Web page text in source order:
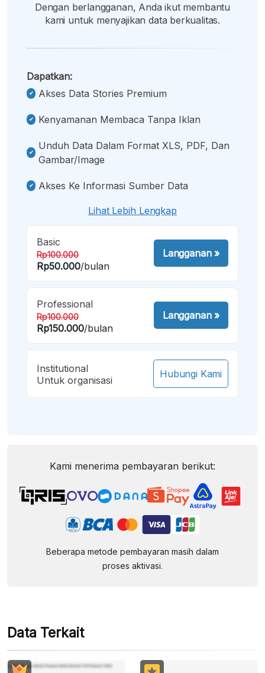
Dengan berlangganan, Anda ikut membantu
kami untuk menyajikan data berkualitas.
Dapatkan:
Akses Data Stories Premium
Kenyamanan Membaca Tanpa Iklan
Unduh Data Dalam Format XLS, PDF, Dan
Gambar/image
Akses Ke Informasi Sumber Data
Lihat Lebih Lengkap
Basic
Rp100.000
Rp50.000/bulan
Langganan»
Professional
Rp100.000
Rp150.000/bulan
Langganan»
Institutional
Untuk organisasi
Hubungi Kami
Kami menerima pembayaran berikut:
Beberapa metode pembayaran masih dalam
proses aktivasi.
Data Terkait